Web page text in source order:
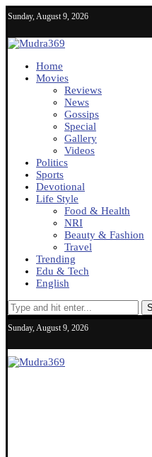
Sunday, August 9, 2026
Home
Movies
Reviews
News
Gossips
Special
Gallery
Videos
Politics
Sports
Devotional
Life Style
Food & Health
NRI
Beauty & Fashion
Travel
Trending
Edu & Tech
English
Sunday, August 9, 2026